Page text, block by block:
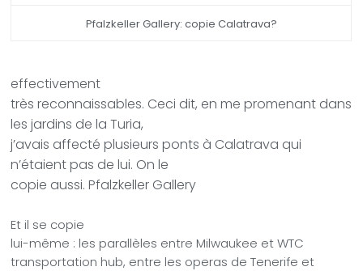
Pfalzkeller Gallery: copie Calatrava?
effectivement
très reconnaissables. Ceci dit, en me promenant dans
les jardins de la Turia,
j’avais affecté plusieurs ponts à Calatrava qui
n’étaient pas de lui. On le
copie aussi. Pfalzkeller Gallery
Et il se copie
lui-même : les parallèles entre Milwaukee et WTC
transportation hub, entre les operas de Tenerife et